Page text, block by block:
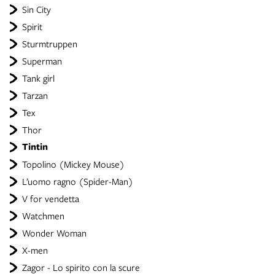
Sin City
Spirit
Sturmtruppen
Superman
Tank girl
Tarzan
Tex
Thor
Tintin
Topolino (Mickey Mouse)
L’uomo ragno (Spider-Man)
V for vendetta
Watchmen
Wonder Woman
X-men
Zagor - Lo spirito con la scure